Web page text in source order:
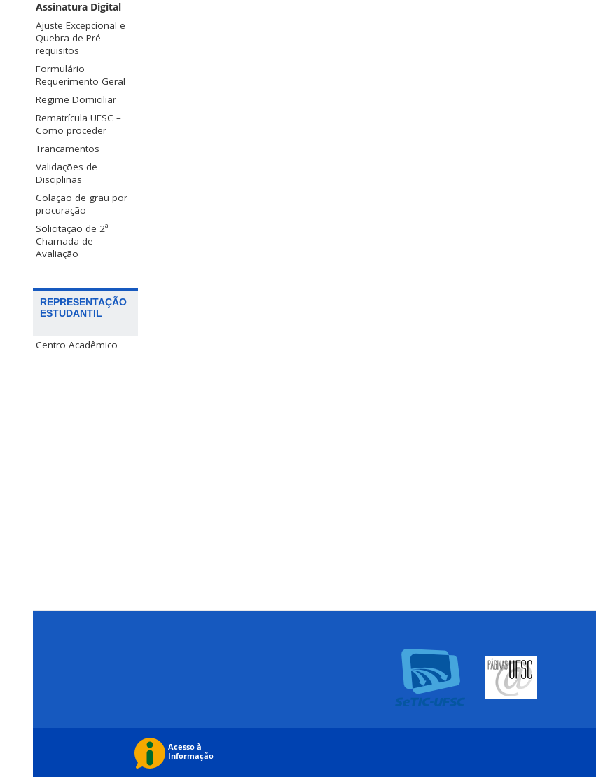
Assinatura Digital
Ajuste Excepcional e
Quebra de Pré-
requisitos
Formulário
Requerimento Geral
Regime Domiciliar
Rematrícula UFSC –
Como proceder
Trancamentos
Validações de
Disciplinas
Colação de grau por
procuração
Solicitação de 2ª
Chamada de
Avaliação
REPRESENTAÇÃO
ESTUDANTIL
Centro Acadêmico